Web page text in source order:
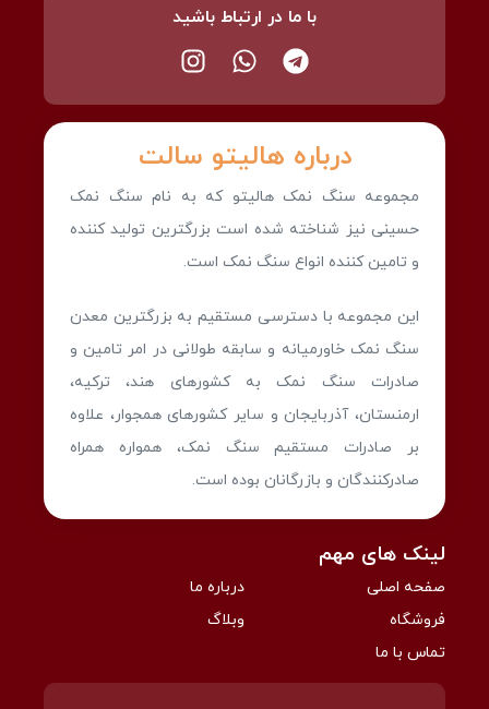
لینک های مهم
صفحه اصلی
فروشگاه
تماس با ما
درباره ما
وبلاگ
درباره هالیتو سالت
مجموعه سنگ نمک هالیتو که به نام سنگ نمک
حسینی نیز شناخته شده است بزرگترین تولید کننده
و تامین کننده انواع سنگ نمک است.
این مجموعه با دسترسی مستقیم به بزرگترین معدن
سنگ نمک خاورمیانه و سابقه طولانی در امر تامین و
صادرات سنگ نمک به کشورهای هند، ترکیه،
ارمنستان، آذربایجان و سایر کشورهای همجوار، علاوه
بر صادرات مستقیم سنگ نمک، همواره همراه
صادرکنندگان و بازرگانان بوده است.
با ما در ارتباط باشید